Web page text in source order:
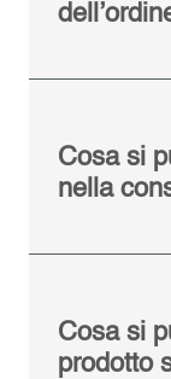
Cosa si
nella
Cosa si
prodotto